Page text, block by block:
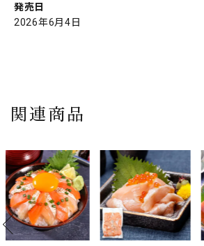
発売日
2026年6月4日
関連商品